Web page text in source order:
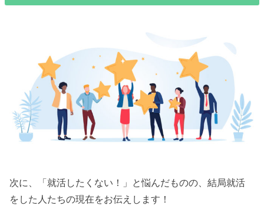
次に、「就活したくない！」と悩んだものの、結局就活
をした人たちの現在をお伝えします！